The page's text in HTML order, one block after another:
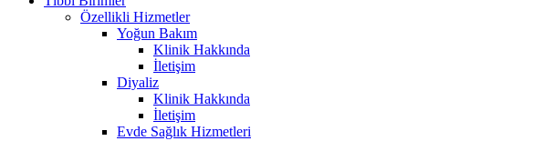
Özellikli Hizmetler
Yoğun Bakım
Klinik Hakkında
İletişim
Diyaliz
Klinik Hakkında
İletişim
Evde Sağlık Hizmetleri